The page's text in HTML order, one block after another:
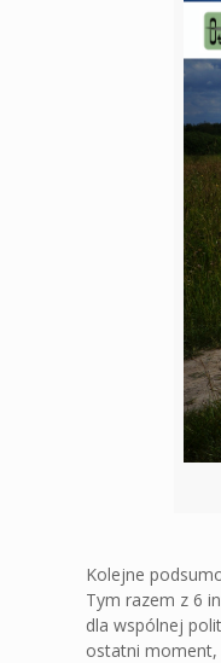
Kolejne
Tym razem z 6
dla wspólnej
ostatni moment,